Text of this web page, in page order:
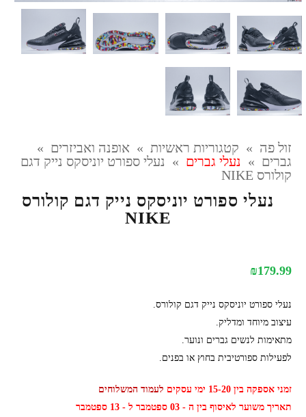
זול פה » קטגוריות ראשיות » אופנה ואביזרים »
גברים » נעלי גברים » נעלי ספורט יוניסקס נייק דגם
קולורס NIKE
נעלי ספורט יוניסקס נייק דגם קולורס
NIKE
₪179.99
נעלי ספורט יוניסקס נייק דגם קולורס.
עיצוב מיוחד ומדליק.
מתאימות לנשים גברים ונוער.
לפעילות ספורטיבית בחוץ או בפנים.
זמני אספקה בין 15-20 ימי עסקים
לעמוד המשלוחים
תאריך משוער לאיסוף בין ה - 03 ספטמבר ל - 13 ספטמבר